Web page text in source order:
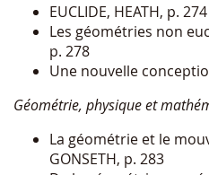
EUCLIDE, HEATH, p. 274
Les géométries non
p. 278
Une nouvelle
Géométrie, physique et
La géométrie et le
GONSETH, p. 283